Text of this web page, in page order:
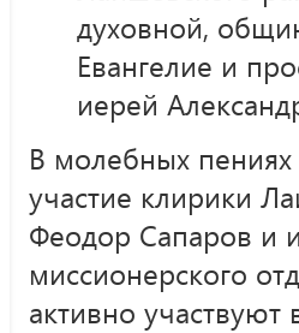
духовной,
Евангелие и
иерей
В молебных
участие клирики
Феодор Сапаров и
миссионерского
активно участвуют